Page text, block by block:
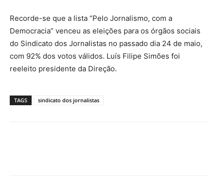
Recorde-se que a lista “Pelo Jornalismo, com a
Democracia” venceu as eleições para os órgãos sociais
do Sindicato dos Jornalistas no passado dia 24 de maio,
com 92% dos votos válidos. Luís Filipe Simões foi
reeleito presidente da Direção.
TAGS sindicato dos jornalistas